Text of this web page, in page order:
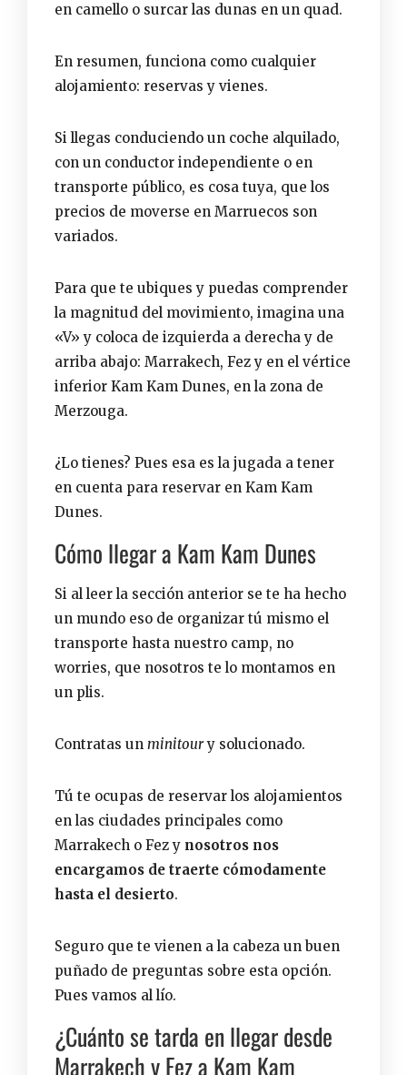
en camello o surcar las dunas en un quad.
En resumen, funciona como cualquier
alojamiento: reservas y vienes.
Si llegas conduciendo un coche alquilado,
con un conductor independiente o en
transporte público, es cosa tuya, quelos
precios de moverse en Marruecos son
variados.
Para que te ubiques y puedas comprender
la magnitud del movimiento, imagina una
«V» y coloca de izquierda a derecha y de
arriba abajo: Marrakech, Fez y en el vértice
inferior Kam Kam Dunes, en la zona de
Merzouga.
¿Lo tienes? Pues esa es la jugada a tener
en cuenta para reservar en Kam Kam
Dunes.
Cómo llegar a Kam Kam Dunes
Si al leer la sección anterior se te ha hecho
un mundo eso de organizar tú mismo el
transporte hasta nuestro camp, no
worries, que nosotros te lo montamos en
un plis.
Contratas un minitoury solucionado.
Tú te ocupas de reservar los alojamientos
en las ciudades principales como
Marrakech o Fez y nosotros nos
encargamos de traerte cómodamente
hasta el desierto.
Seguro que te vienen a la cabeza un buen
puñado de preguntas sobre esta opción.
Pues vamos al lío.
¿Cuánto se tarda en llegar desde
Marrakech y Fez a Kam Kam